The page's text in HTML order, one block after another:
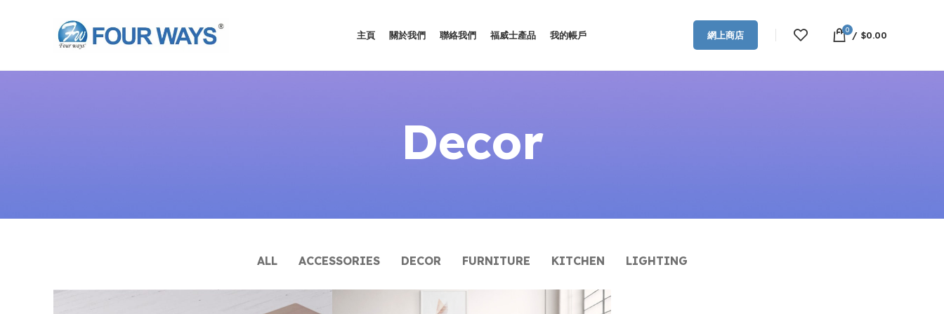
主頁 關於我們 聯絡我們 福威士產品 我的帳戶 網上商店 0 / $0.00
Decor
ALL ACCESSORIES DECOR FURNITURE KITCHEN LIGHTING